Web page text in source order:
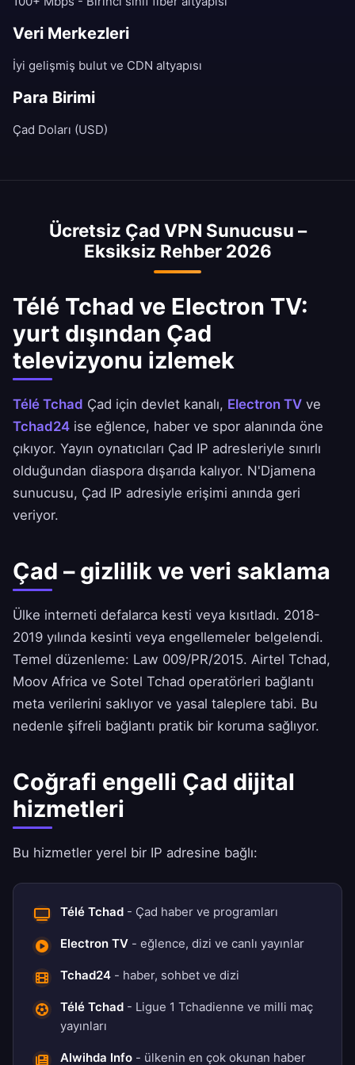
Veri Merkezleri
İyi gelişmiş bulut ve CDN altyapısı
Para Birimi
Çad Doları (USD)
Ücretsiz Çad VPN Sunucusu –
Eksiksiz Rehber 2026
Télé Tchad ve Electron TV:
yurt dışından Çad
televizyonu izlemek
Télé Tchad Çad için devlet kanalı, Electron TV ve
Tchad24 ise eğlence, haber ve spor alanında öne
çıkıyor. Yayın oynatıcıları Çad IP adresleriyle sınırlı
olduğundan diaspora dışarıda kalıyor. N'Djamena
sunucusu, Çad IP adresiyle erişimi anında geri
veriyor.
Çad – gizlilik ve veri saklama
Ülke interneti defalarca kesti veya kısıtladı. 2018-
2019 yılında kesinti veya engellemeler belgelendi.
Temel düzenleme: Law 009/PR/2015. Airtel Tchad,
Moov Africa ve Sotel Tchad operatörleri bağlantı
meta verilerini saklıyor ve yasal taleplere tabi. Bu
nedenle şifreli bağlantı pratik bir koruma sağlıyor.
Coğrafi engelli Çad dijital
hizmetleri
Bu hizmetler yerel bir IP adresine bağlı:
Télé Tchad - Çad haber ve programları
Electron TV - eğlence, dizi ve canlı yayınlar
Tchad24 - haber, sohbet ve dizi
Télé Tchad - Ligue 1 Tchadienne ve milli maç
yayınları
Alwihda Info - ülkenin en çok okunan haber